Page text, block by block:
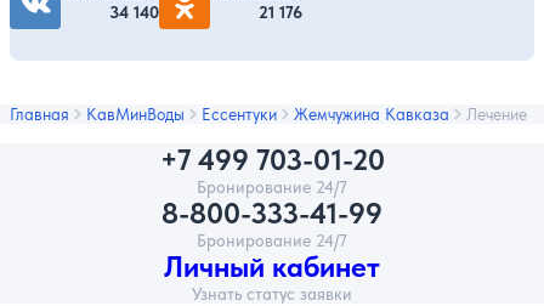
34 140 21 176
Главная КавМинВоды Ессентуки Жемчужина Кавказа Лечение
+7 499 703-01-20
Бронирование 24/7
8-800-333-41-99
Бронирование 24/7
Личный кабинет
Узнать статус заявки